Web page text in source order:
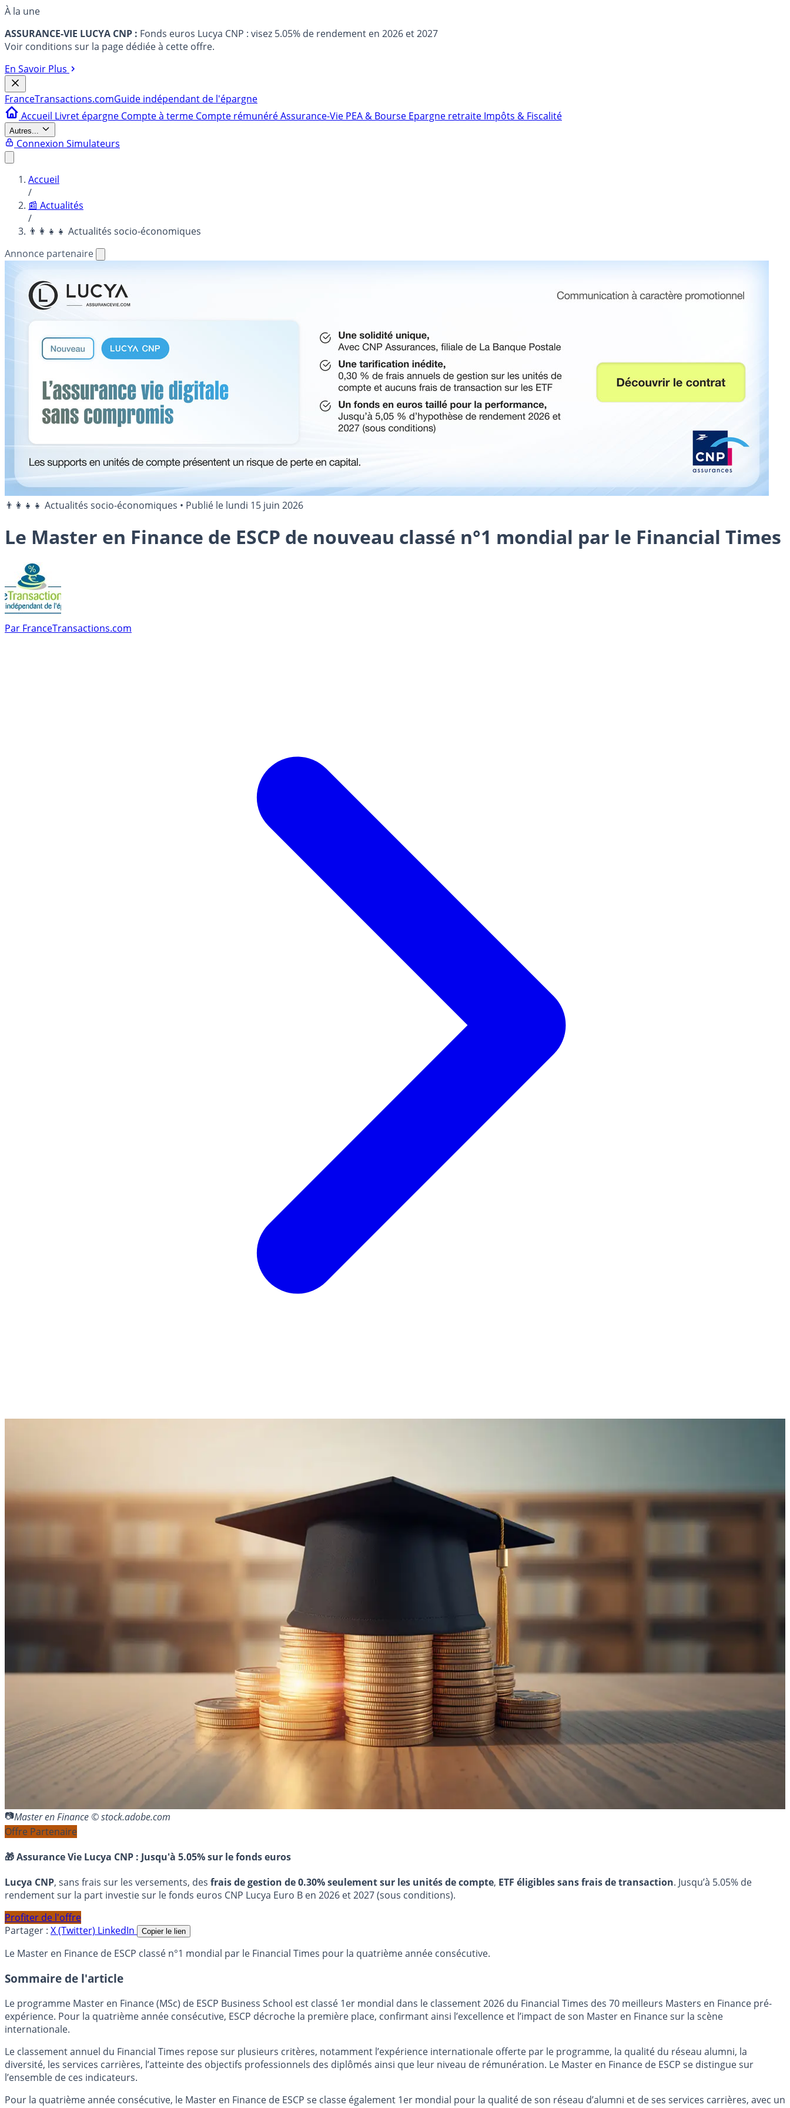
À la une
ASSURANCE-VIE LUCYA CNP : Fonds euros Lucya CNP : visez 5.05% de rendement en 2026 et 2027
Voir conditions sur la page dédiée à cette offre.
En Savoir Plus
FranceTransactions.comGuide indépendant de l'épargne
Accueil Livret épargne Compte à terme Compte rémunéréAssurance-Vie PEA & Bourse Epargne retraite Impôts & Fiscalité
Autres...
Connexion Simulateurs
Accueil
/
📰 Actualités
/
👨‍👩‍👧‍👧 Actualités socio-économiques
Annonce partenaire
👨‍👩‍👧‍👧 Actualités socio-économiques • Publié le lundi 15 juin 2026
Le Master en Finance de ESCP de nouveau classé n°1 mondial par le Financial Times
Par FranceTransactions.com
Master en Finance © stock.adobe.com
Offre Partenaire
🎁 Assurance Vie Lucya CNP : Jusqu'à 5.05% sur le fonds euros
Lucya CNP, sans frais sur les versements, des frais de gestion de 0.30% seulement sur les unités de compte, ETF éligibles sans frais de transaction. Jusqu’à 5.05% de
rendement sur la part investie sur le fonds euros CNP Lucya Euro B en 2026 et 2027 (sous conditions).
Profiter de l'offre
Partager : X (Twitter) LinkedIn Copier le lien
Le Master en Finance de ESCP classé n°1 mondial par le Financial Times pour la quatrième année consécutive.
Sommaire de l'article
Le programme Master en Finance (MSc) de ESCP Business School est classé 1er mondial dans le classement 2026 du Financial Times des 70 meilleurs Masters en Finance pré-
expérience. Pour la quatrième année consécutive, ESCP décroche la première place, confirmant ainsi l’excellence et l’impact de son Master en Finance sur la scène
internationale.
Le classement annuel du Financial Times repose sur plusieurs critères, notamment l’expérience internationale offerte par le programme, la qualité du réseau alumni, la
diversité, les services carrières, l’atteinte des objectifs professionnels des diplômés ainsi que leur niveau de rémunération. Le Master en Finance de ESCP se distingue sur
l’ensemble de ces indicateurs.
Pour la quatrième année consécutive, le Master en Finance de ESCP se classe également 1er mondial pour la qualité de son réseau d’alumni et de ses services carrières, avec un